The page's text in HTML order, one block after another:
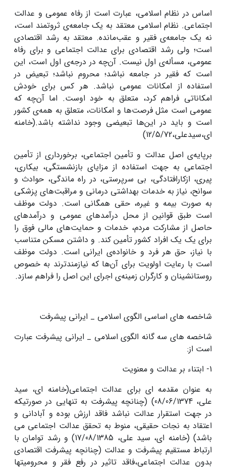
اساس در نظام اسلامی، عبارت است از رفاه عمومی و عدالت
اجتماعی. نظام اسلامی معتقد به یک جامعه‌ی ثروتمند است،
نه یک جامعه‌ی فقیر و عقب‌مانده. معتقد به رشد اقتصادی
است؛ ولی رشد اقتصادی برای عدالت اجتماعی و برای رفاه
عمومی، مسأله‌ی اول نیست. آن‌چه در درجه‌ی اول است، این
است که فقیر در جامعه نباشد؛ محروم نباشد؛ تبعیض در
استفاده از امکانات عمومی نباشد. هر کس برای خودش
امکاناتی فراهم کرد، متعلق به خود اوست. اما آن‌چه که
عمومی است مثل فرصت‌ها و امکانات، متعلق به همه‌ی کشور
است و باید در این‌ها تبعیضی وجود نداشته باشد.(خامنه
ای،سیدعلی،12/5/72)
برپایه‌ی اصل عدالت و تأمین اجتماعی، برخورداری‏ از تأمین‏
اجتماعی‏ به جهت استفاده از مزایای بازنشستگی‏، بیکاری‏،
پیری‏، ازکارافتادگی‏، بی‏ سرپرستی‏، در راه‏ ماندگی‏، حوادث‏ و
سوانح‏، نیاز به‏ خدمات‏ بهداشتی‏ درمانی‏ و مراقبت‌های‏ پزشکی‏
به‏ صورت‏ بیمه‏ و غیره‏، حقی همگانی‏ است‏. دولت موظف‏
است‏ طبق‏ قوانین‏ از محل‏ درآمدهای‏ عمومی‏ و درآمدهای‏
حاصل‏ از مشارکت‏ مردم‏، خدمات‏ و حمایت‌های‏ مالی‏ فوق‏ را
برای‏ یک‏ یک‏ افراد کشور تأمین‏ کند. و داشتن‏ مسکن‏ متناسب‏
با نیاز، حق‏ هر فرد و خانواده‌ی‏ ایرانی‏ است‏. دولت موظف‏
است‏ با رعایت‏ اولویت‏ برای‏ آن‌ها که‏ نیازمندترند به‏ خصوص‏
روستانشینان‏ و کارگران‏ زمینه‌ی‏ اجرای‏ این‏ اصل‏ را فراهم سازد.
شاخصه های اساسی الگوی اسلامی _ ایرانی پیشرفت
شاخصه های سه گانه الگوی اسلامی _ ایرانی پیشرفت عبارت
است از:
1- ابتناء بر عدالت و معنویت
به عنوان مقدمه ای برای عدالت اجتماعی(خامنه ای، سید
علی، 08/06/1374) (چنانچه پیشرفت به تنهایی در صورتیکه
در جهت استقرار عدالت نباشد فاقد ارزش بوده و آبادانى و
اعتقاد به نجات حقیقى، منوط به تحقق عدالت اجتماعی می
باشد) (خامنه ای، سید علی، 17/08/1385) و رشد توامان با
ارتباط مستقیم پیشرفت و عدالت (چنانچه پیشرفت اقتصادی
بدون عدالت اجتماعی،فاقد تاثیر در رفع فقر و محرومیتها